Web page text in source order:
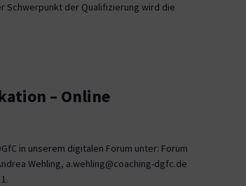
Schwerpunkt der Qualifizierung wird die
– Online
in unserem digitalen Forum unter: Forum
Wehling, a.wehling@coaching-dgfc.de